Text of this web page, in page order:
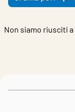
Non siamo riusciti